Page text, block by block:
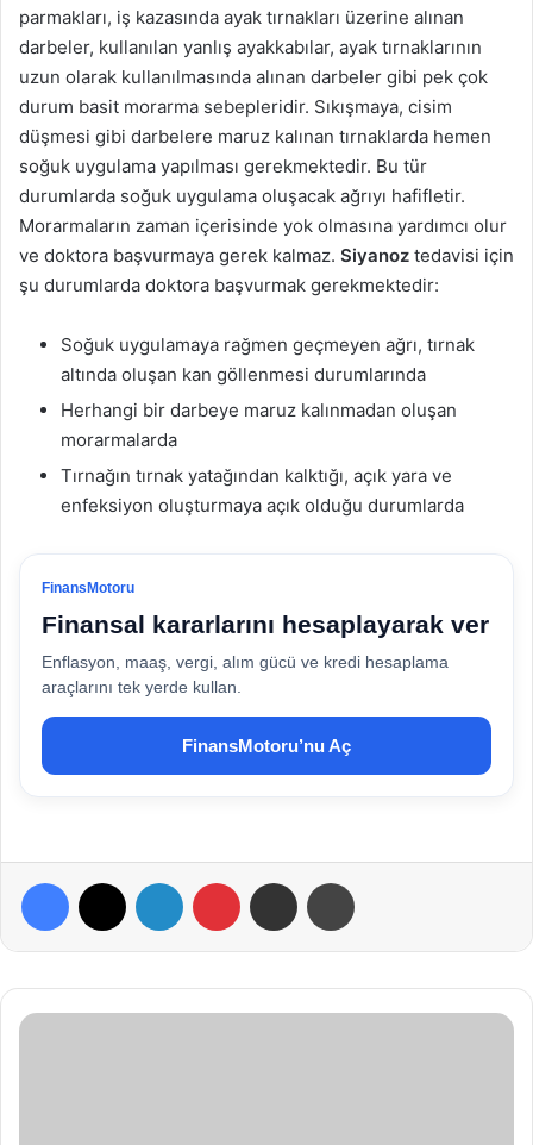
parmakları, iş kazasında ayak tırnakları üzerine alınan
darbeler, kullanılan yanlış ayakkabılar, ayak tırnaklarının
uzun olarak kullanılmasında alınan darbeler gibi pek çok
durum basit morarma sebepleridir. Sıkışmaya, cisim
düşmesi gibi darbelere maruz kalınan tırnaklarda hemen
soğuk uygulama yapılması gerekmektedir. Bu tür
durumlarda soğuk uygulama oluşacak ağrıyı hafifletir.
Morarmaların zaman içerisinde yok olmasına yardımcı olur
ve doktora başvurmaya gerek kalmaz. Siyanoz tedavisi için
şu durumlarda doktora başvurmak gerekmektedir:
Soğuk uygulamaya rağmen geçmeyen ağrı, tırnak
altında oluşan kan göllenmesi durumlarında
Herhangi bir darbeye maruz kalınmadan oluşan
morarmalarda
Tırnağın tırnak yatağından kalktığı, açık yara ve
enfeksiyon oluşturmaya açık olduğu durumlarda
FinansMotoru
Finansal kararlarını hesaplayarak ver
Enflasyon, maaş, vergi, alım gücü ve kredi hesaplama
araçlarını tek yerde kullan.
FinansMotoru’nu Aç
T